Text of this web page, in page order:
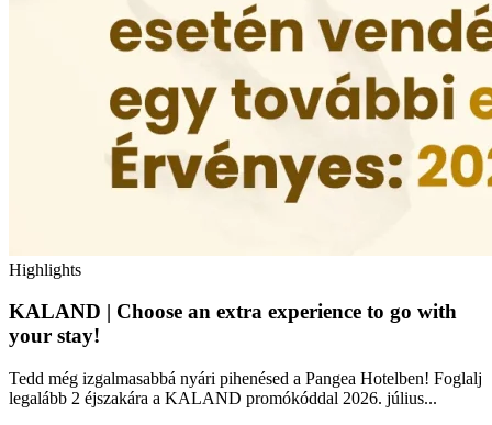
Highlights
KALAND | Choose an extra experience to go with
your stay!
Tedd még izgalmasabbá nyári pihenésed a Pangea Hotelben! Foglalj
legalább 2 éjszakára a KALAND promókóddal 2026. július...